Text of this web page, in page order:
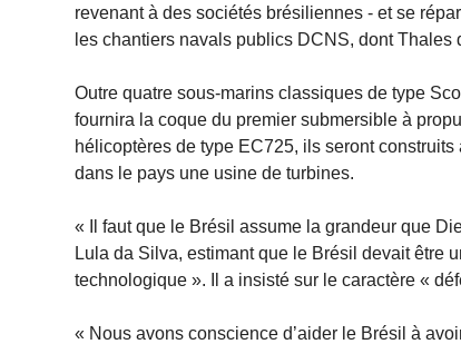
revenant à des sociétés brésiliennes - et se
les chantiers navals publics DCNS, dont Thales
Outre quatre sous-marins classiques de type
fournira la coque du premier submersible à
hélicoptères de type EC725, ils seront
dans le pays une usine de turbines.
« Il faut que le Brésil assume la grandeur que
Lula da Silva, estimant que le Brésil devait être
technologique ». Il a insisté sur le caractère «
« Nous avons conscience d’aider le Brésil à